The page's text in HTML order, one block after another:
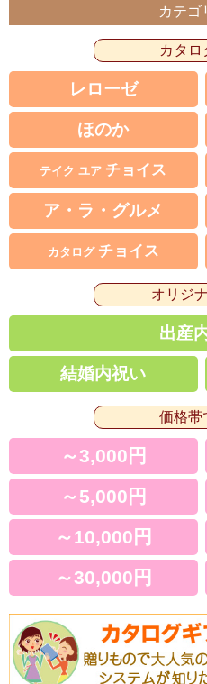
カテゴ
カタロ
レローゼ
ほのか
テイク ユア チョイス
ア・ラ・グルメ
カタログ チョイス
オリジ
出産
結婚内祝い
価格帯
～3,000円
～5,000円
～10,000円
～30,000円